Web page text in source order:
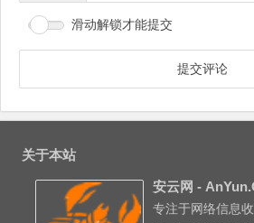
滑动解锁才能提交
关于本站
安云网 -
专注于网络信息